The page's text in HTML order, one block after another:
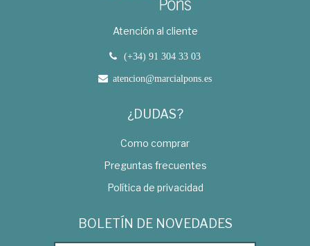
Atención al cliente
(+34) 91 304 33 03
atencion@marcialpons.es
¿DUDAS?
Como comprar
Preguntas frecuentes
Política de privacidad
BOLETÍN DE NOVEDADES